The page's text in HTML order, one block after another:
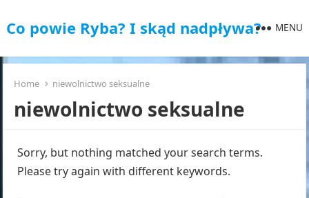
Co powie Ryba? I skąd nadpływa? MENU
Home niewolnictwo seksualne
niewolnictwo seksualne
Sorry, but nothing matched your search terms.
Please try again with different keywords.